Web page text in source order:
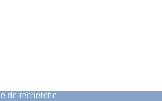
de recherche